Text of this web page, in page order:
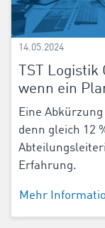
14.05.2024
TST Logistik
wenn ein
Eine
denn gleich 12
Erfahrung.
Mehr